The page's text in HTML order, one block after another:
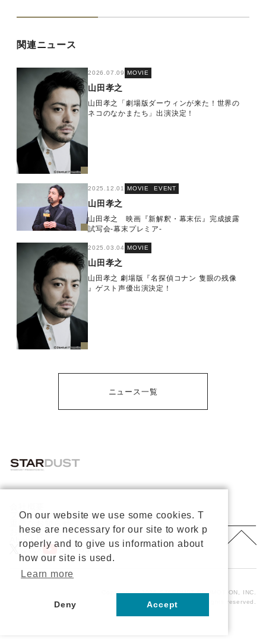
関連ニュース
2026.07.09 MOVIE
山田孝之
山田孝之「劇場版ダーウィンが来た！世界の
ネコのなかまたち」出演決定！
2025.12.01 MOVIE EVENT
山田孝之
山田孝之 映画『新解釈・幕末伝』完成披露
試写会-幕末プレミア-
2025.03.04 MOVIE
山田孝之
山田孝之 劇場版『名探偵コナン 隻眼の残像
』ゲスト声優出演決定！
ニュース一覧
プライバシーポリシー
お問い合わせ
About Us
公式X
公式Youtube
Copyright © 2026 STARDUST PROMOTION, INC.
All rights reserved.
On our website we use some cookies. T
hese are necessary for our site to work p
roperly and to give us information about
how our site is used.
Learn more
Deny Accept